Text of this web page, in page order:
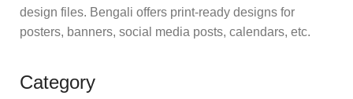
design files. Bengali offers print-ready designs for
posters, banners, social media posts, calendars, etc.
Category